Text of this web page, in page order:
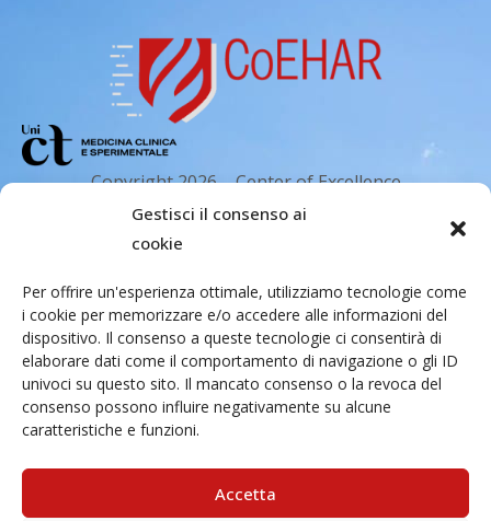
Gestisci il consenso ai
cookie
Per offrire un'esperienza ottimale, utilizziamo tecnologie come
i cookie per memorizzare e/o accedere alle informazioni del
dispositivo. Il consenso a queste tecnologie ci consentirà di
elaborare dati come il comportamento di navigazione o gli ID
univoci su questo sito. Il mancato consenso o la revoca del
consenso possono influire negativamente su alcune
caratteristiche e funzioni.
Accetta
Copyright 2026 – Center of Excellence
for the acceleration of Harm Reduction.
Tutti i diritti riservati.
Indirizzo email
Via Santa Sofia 89, 95123 Catania
cr.coehar@unict.it